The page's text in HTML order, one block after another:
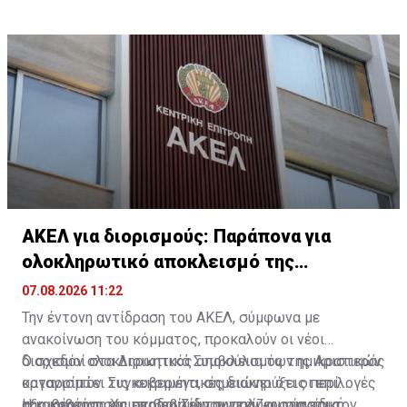
ΑΚΕΛ για διορισμούς: Παράπονα για
ολοκληρωτικό αποκλεισμό της
Αριστεράς
07.08.2026 11:22
Την έντονη αντίδραση του ΑΚΕΛ, σύμφωνα με
ανακοίνωση του κόμματος, προκαλούν οι νέοι
διορισμοί στα Διοικητικά Συμβούλια των ημικρατικών
οργανισμών. Συγκεκριμένα, σημειώνει ότι οι επιλογές
Ο σχεδόν ολοκληρωτικός αποκλεισμός της Αριστεράς
καταρρίπτει τις κυβερνητικές διακηρύξεις περί